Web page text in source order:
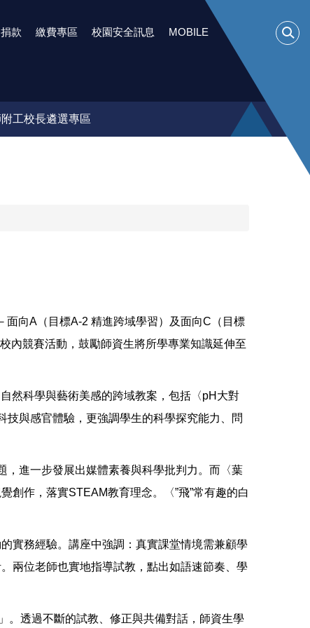
捐款 繳費專區 校園安全訊息 MOBILE
工校長遴選專區
向A（目標A-2 精進跨域學習）及面向C（目標
內競賽活動，鼓勵師資生將所學專業知識延伸至
然科學與藝術美感的跨域教案，包括〈pH大對
技與感官體驗，更強調學生的科學探究能力、問
進一步發展出媒體素養與科學批判力。而〈葉
創作，落實STEAM教育理念。〈”飛”常有趣的白
實務經驗。講座中強調：真實課堂情境需兼顧學
兩位老師也實地指導試教，點出如語速節奏、學
。透過不斷的試教、修正與共備對話，師資生學